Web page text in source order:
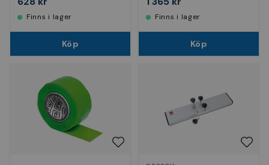
Finns i lager
Köp
Finns i lager
Köp